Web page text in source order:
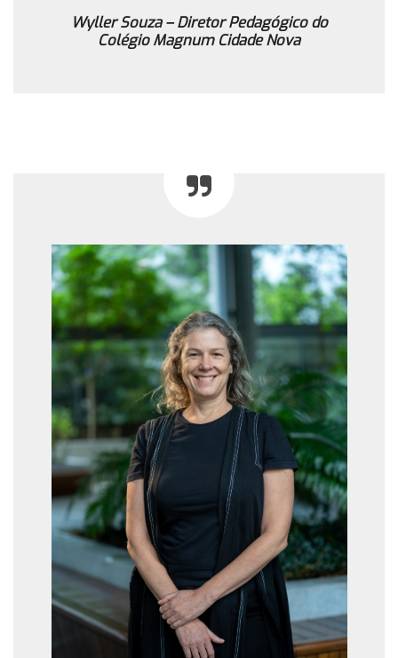
Wyller Souza – Diretor Pedagógico do
Colégio Magnum Cidade Nova